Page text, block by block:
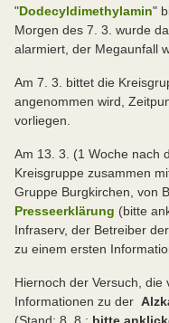
"Dodecyldimethylamin"
Morgen des 7. 3. wurde
alarmiert, der Megaunfall
Am 7. 3. bittet die
angenommen wird,
vorliegen.
Am 13. 3. (1 Woche nach
Kreisgruppe zusammen
Gruppe Burgkirchen, von
Presseerklärung (bitte
Infraserv, der Betreiber
zu einem ersten
Hiernoch der Versuch, die
Informationen zu der